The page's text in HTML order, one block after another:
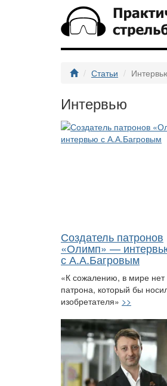
Статьи
Интервью
Создатель патронов
«Олимп» —
с А.А.Багровым
«К сожалению, в мире нет
патрона, который бы
изобретателя» >>